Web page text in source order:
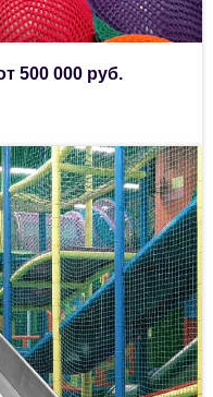
500 000 руб.